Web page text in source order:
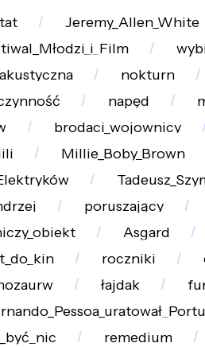
Jeremy_Allen_White
nokturn
napęd
brodaci_wojownicy
Millie_Boby_Brown
poruszający
Asgard
roczniki
łajdak
remedium